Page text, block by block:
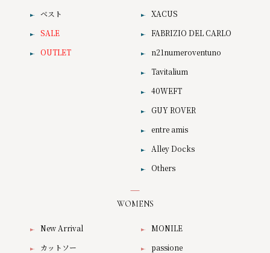
ベスト
SALE
OUTLET
XACUS
FABRIZIO DEL CARLO
n21numeroventuno
Tavitalium
40WEFT
GUY ROVER
entre amis
Alley Docks
Others
WOMENS
New Arrival
カットソー
MONILE
passione